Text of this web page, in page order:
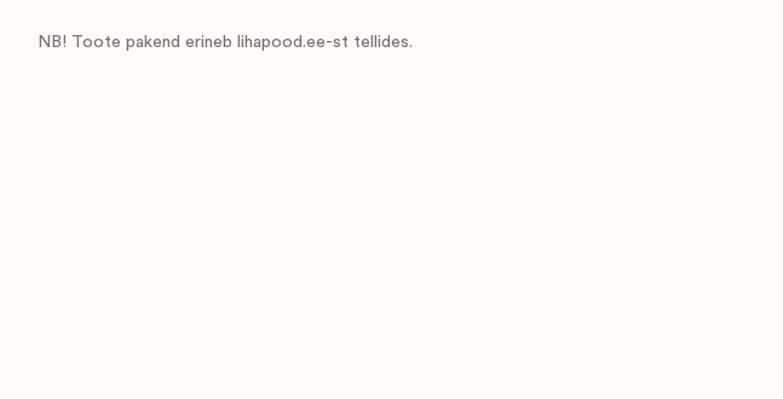
NB! Toote pakend erineb lihapood.ee-st tellides.